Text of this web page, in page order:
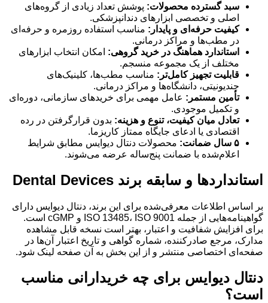
سبد گسترده محصولات: پوشش تعداد زیادی از گروه‌های
اصلی و تخصصی ابزارهای دندانپزشکی.
کیفیت حرفه‌ای و پایدار: مناسب استفاده روزمره و حرفه‌ای
در مطب‌ها و مراکز درمانی.
استاندارد هماهنگ در خرید گروهی: امکان انتخاب ابزارهای
مختلف از یک مجموعه منسجم.
قابلیت تجهیز کامل‌تر: مناسب مطب‌ها، کلینیک‌های
چندیونیتی، دانشگاه‌ها و مراکز درمانی.
تأمین مستمر: عامل مهمی برای خریدهای سازمانی، دوره‌ای
و تکمیل موجودی.
تعادل میان کیفیت، تنوع و هزینه: بدون قرارگرفتن در رده
اقتصادی یا ادعای جایگاه ممتاز کاریزما.
۵ سال ضمانت:
محصولات دنتال دیوایس مطابق شرایط
اعلام‌شده با ضمانت پنج‌ساله عرضه می‌شوند.
استانداردها و سابقه برند Dental Devices
بر اساس اطلاعات معرفی‌شده برای این برند، دنتال دیوایس دارای
گواهینامه‌هایی از جمله ISO 13485، ISO 9001 و cGMP است.
برای افزایش شفافیت و اعتبار، بهتر است نسخه قابل مشاهده
مدارک، مرجع صادرکننده، شماره گواهی و تاریخ اعتبار آن‌ها در
صفحه‌ای اختصاصی منتشر و از این بخش به آن صفحه لینک شود.
دنتال دیوایس برای چه خریدارانی مناسب
است؟